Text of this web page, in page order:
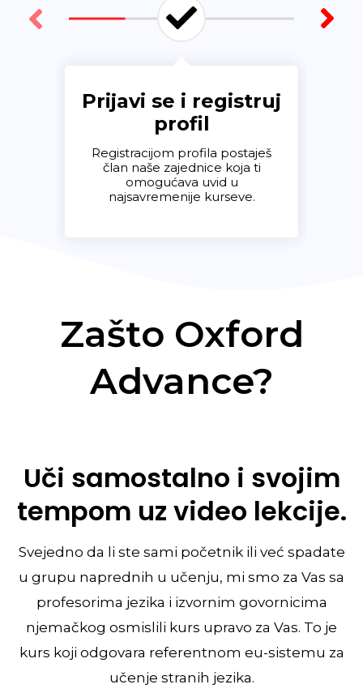
Prijavi se i registruj
profil
Registracijom profila postaješ
član naše zajednice koja ti
omogućava uvid u
najsavremenije kurseve.
Zašto Oxford
Advance?
Uči samostalno i svojim
tempom uz video lekcije.
Svejedno da li ste sami početnik ili već spadate
u grupu naprednih u učenju, mi smo za Vas sa
profesorima jezika i izvornim govornicima
njemačkog osmislili kurs upravo za Vas. To je
kurs koji odgovara referentnom eu-sistemu za
učenje stranih jezika.